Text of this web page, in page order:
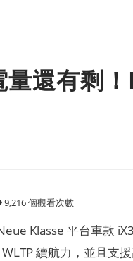
量還有剩
9,216個觀看次數
Klasse 平台車款
續航力，並且支